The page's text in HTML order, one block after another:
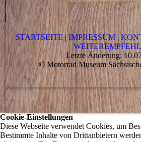
STARTSEITE |IMPRESSUM |
Letzte Änderung:
© Motorrad Museum
Cookie-Einstellungen
Diese Webseite verwendet Cookies, um
Bestimmte Inhalte von Drittanbietern